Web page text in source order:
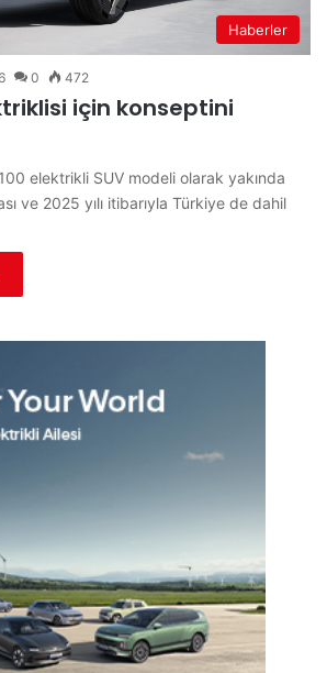
Haberler
0 472
için konseptini
elektrikli SUV modeli olarak yakında
ve 2025 yılı itibarıyla Türkiye de dahil